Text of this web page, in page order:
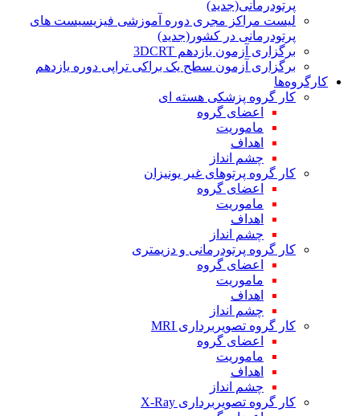
پرتودرمانی(جدید)
لیست مراکز مجری دوره آموزشی فیزیسیست های
پرتودرمانی در کشور(جدید)
برگزاری آزمون یازدهم 3DCRT
برگزاری آزمون سطح یک براکی تراپی دوره یازدهم
کارگروه‌ها
کار گروه پزشکی هسته ای
اعضای گروه
ماموریت
اهداف
چشم انداز
کار گروه پرتوهای غیر یونیزان
اعضای گروه
ماموریت
اهداف
چشم انداز
کار گروه پرتودرمانی و دزیمتری
اعضای گروه
ماموریت
اهداف
چشم انداز
کار گروه تصویربرداری MRI
اعضای گروه
ماموریت
اهداف
چشم انداز
کار گروه تصویربرداری X-Ray